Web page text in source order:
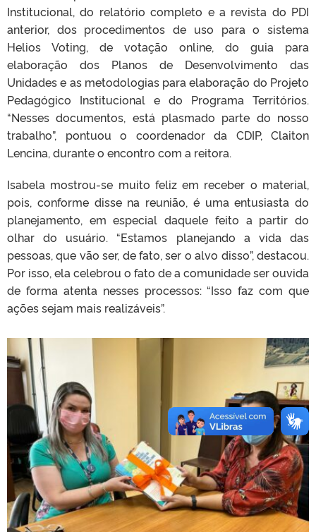
Institucional, do relatório completo e a revista do PDI
anterior, dos procedimentos de uso para o sistema
Helios Voting, de votação online, do guia para
elaboração dos Planos de Desenvolvimento das
Unidades e as metodologias para elaboração do Projeto
Pedagógico Institucional e do Programa Territórios.
“Nesses documentos, está plasmado parte do nosso
trabalho”, pontuou o coordenador da CDIP, Claiton
Lencina, durante o encontro com a reitora.
Isabela mostrou-se muito feliz em receber o material,
pois, conforme disse na reunião, é uma entusiasta do
planejamento, em especial daquele feito a partir do
olhar do usuário. “Estamos planejando a vida das
pessoas, que vão ser, de fato, ser o alvo disso”, destacou.
Por isso, ela celebrou o fato de a comunidade ser ouvida
de forma atenta nesses processos: “Isso faz com que
ações sejam mais realizáveis”.